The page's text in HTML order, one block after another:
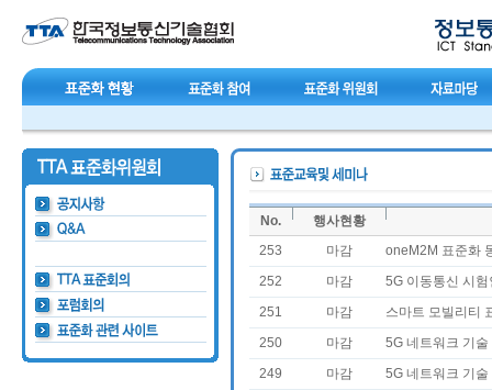
No.
행사현황
253
마감
oneM2M 표준화
252
마감
5G 이동통신 시
251
마감
스마트 모빌리티
250
마감
5G 네트워크 기
249
마감 5G 네트워크 기